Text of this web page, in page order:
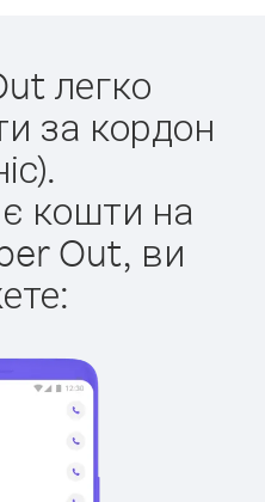
легко
за кордон
кошти на
Out, ви